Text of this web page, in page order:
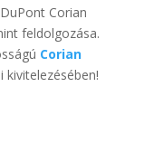
Corian
feldolgozása.
Corian
kivitelezésében!